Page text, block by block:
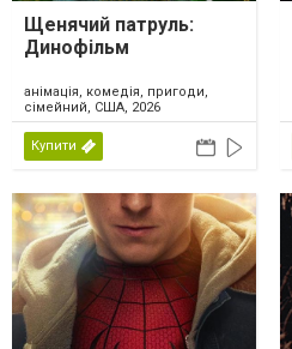
Щенячий патруль:
Динофільм
анімація, комедія, пригоди,
сімейний, США, 2026
Купити